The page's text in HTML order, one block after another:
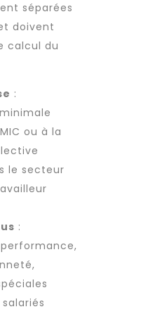
séparées
doivent
calcul du
:
ou à la
le secteur
: